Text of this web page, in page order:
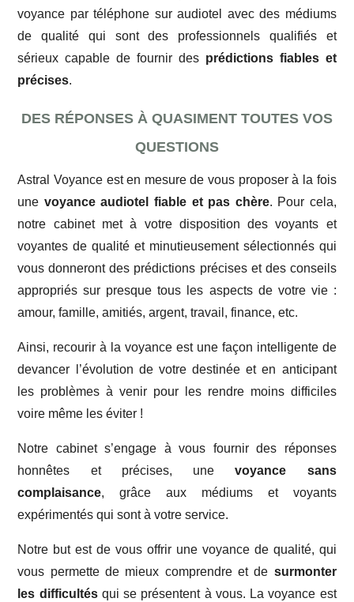
voyance par téléphone sur audiotel avec des médiums
de qualité qui sont des professionnels qualifiés et
sérieux capable de fournir des prédictions fiables et
précises.
DES RÉPONSES À QUASIMENT TOUTES VOS
QUESTIONS
Astral Voyance est en mesure de vous proposer à la fois
une voyance audiotel fiable et pas chère. Pour cela,
notre cabinet met à votre disposition des voyants et
voyantes de qualité et minutieusement sélectionnés qui
vous donneront des prédictions précises et des conseils
appropriés sur presque tous les aspects de votre vie :
amour, famille, amitiés, argent, travail, finance, etc.
Ainsi, recourir à la voyance est une façon intelligente de
devancer l’évolution de votre destinée et en anticipant
les problèmes à venir pour les rendre moins difficiles
voire même les éviter !
Notre cabinet s’engage à vous fournir des réponses
honnêtes et précises, unevoyance sans
complaisance, grâce aux médiums et voyants
expérimentés qui sont à votre service.
Notre but est de vous offrir une voyance de qualité, qui
vous permette de mieux comprendre et de surmonter
les difficultésqui se présentent à vous. La voyance est